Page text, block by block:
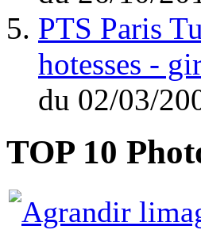
PTS Paris
hotesses -
du 02/03/
TOP 10